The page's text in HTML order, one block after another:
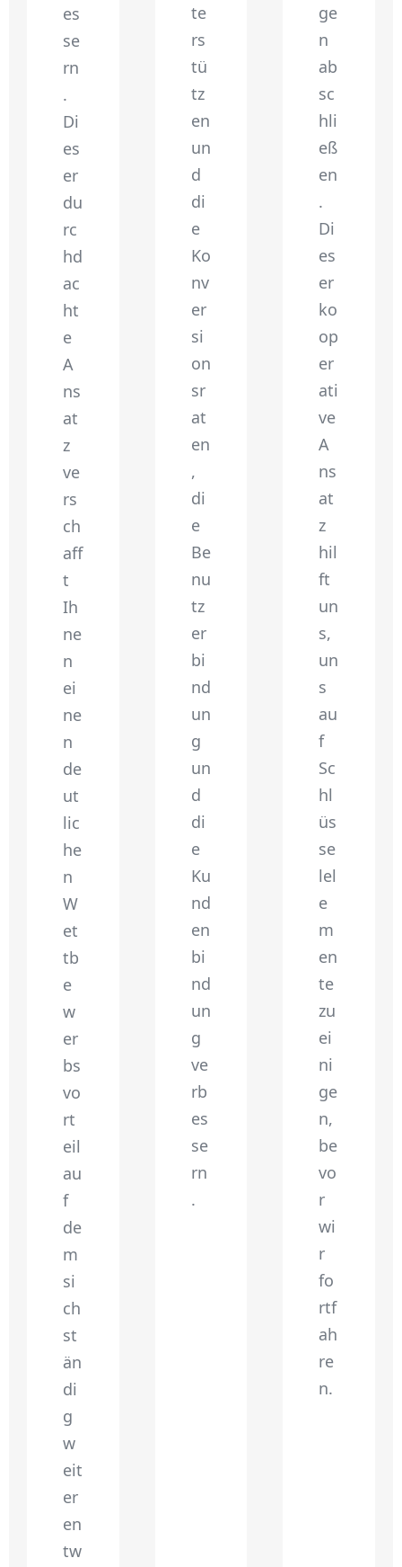
es
se
rn
.
Di
es
er
du
rc
hd
ac
ht
e
A
ns
at
z
ve
rs
ch
aff
t
Ih
ne
n
ei
ne
n
de
ut
lic
he
n
W
et
tb
e
w
er
bs
vo
rt
eil
au
f
de
m
si
ch
st
än
di
g
w
eit
er
en
tw
te
rs
tü
tz
en
un
d
di
e
Ko
nv
er
si
on
sr
at
en
,
di
e
Be
nu
tz
er
bi
nd
un
g
un
d
di
e
Ku
nd
en
bi
nd
un
g
ve
rb
es
se
rn
.
ge
n
ab
sc
hli
eß
en
.
Di
es
er
ko
op
er
ati
ve
A
ns
at
z
hil
ft
un
s,
un
s
au
f
Sc
hl
üs
se
lel
e
m
en
te
zu
ei
ni
ge
n,
be
vo
r
wi
r
fo
rtf
ah
re
n.